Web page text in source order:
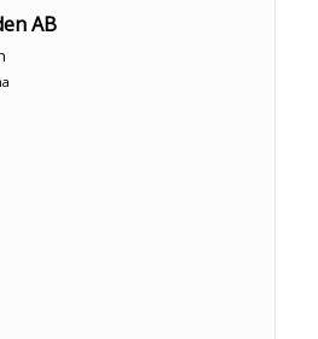
AB